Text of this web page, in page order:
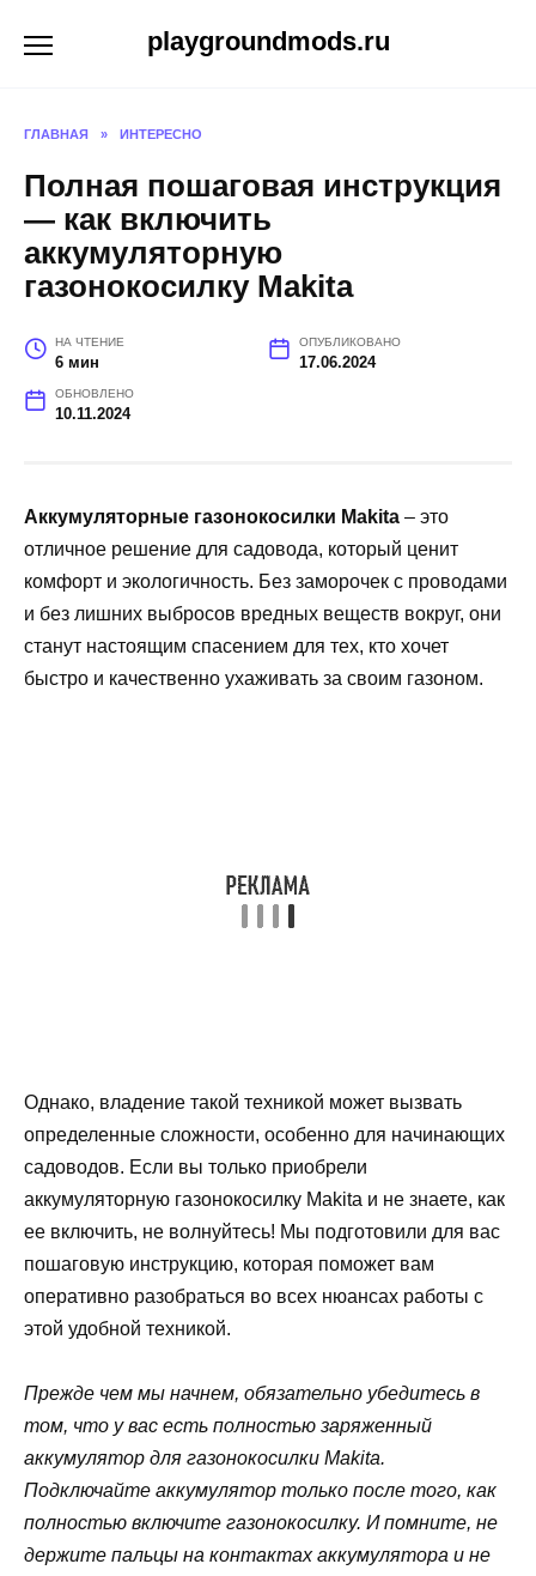
playgroundmods.ru
ГЛАВНАЯ » ИНТЕРЕСНО
Полная пошаговая инструкция
— как включить
аккумуляторную
газонокосилку Makita
НА ЧТЕНИЕ
6 мин
ОПУБЛИКОВАНО
17.06.2024
ОБНОВЛЕНО
10.11.2024
Аккумуляторные газонокосилки Makita – это
отличное решение для садовода, который ценит
комфорт и экологичность. Без заморочек с проводами
и без лишних выбросов вредных веществ вокруг, они
станут настоящим спасением для тех, кто хочет
быстро и качественно ухаживать за своим газоном.
Однако, владение такой техникой может вызвать
определенные сложности, особенно для начинающих
садоводов. Если вы только приобрели
аккумуляторную газонокосилку Makita и не знаете, как
ее включить, не волнуйтесь! Мы подготовили для вас
пошаговую инструкцию, которая поможет вам
оперативно разобраться во всех нюансах работы с
этой удобной техникой.
Прежде чем мы начнем, обязательно убедитесь в
том, что у вас есть полностью заряженный
аккумулятор для газонокосилки Makita.
Подключайте аккумулятор только после того, как
полностью включите газонокосилку. И помните, не
держите пальцы на контактах аккумулятора и не